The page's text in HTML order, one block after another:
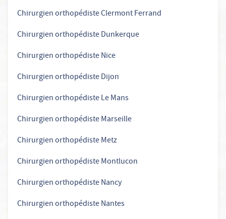
Chirurgien orthopédiste Clermont Ferrand
Chirurgien orthopédiste Dunkerque
Chirurgien orthopédiste Nice
Chirurgien orthopédiste Dijon
Chirurgien orthopédiste Le Mans
Chirurgien orthopédiste Marseille
Chirurgien orthopédiste Metz
Chirurgien orthopédiste Montlucon
Chirurgien orthopédiste Nancy
Chirurgien orthopédiste Nantes